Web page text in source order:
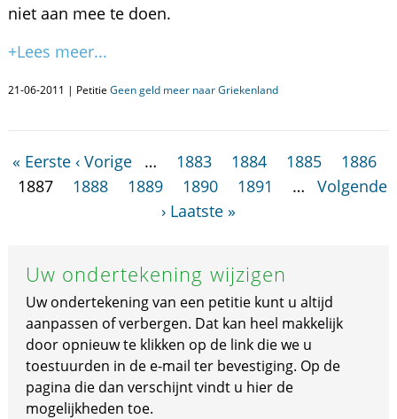
niet aan mee te doen.
+Lees meer...
21-06-2011 | Petitie Geen geld meer naar Griekenland
« Eerste ‹ Vorige … 1883 1884 1885
1886
1887
1888 1889 1890 1891 …
Volgende
› Laatste »
Uw ondertekening wijzigen
Uw ondertekening van een petitie kunt u altijd
aanpassen of verbergen. Dat kan heel makkelijk
door opnieuw te klikken op de link die we u
toestuurden in de e-mail ter bevestiging. Op de
pagina die dan verschijnt vindt u hier de
mogelijkheden toe.